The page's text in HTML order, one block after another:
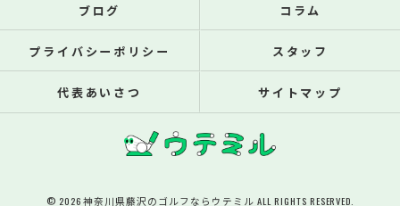
ブログ コラム
プライバシーポリシー スタッフ
代表あいさつ サイトマップ
© 2026 神奈川県藤沢のゴルフならウテミル ALL RIGHTS RESERVED.